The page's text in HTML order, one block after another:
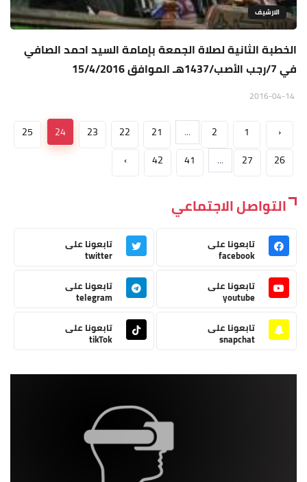
الارشيف
الخطبة الثانية لصلاة الجمعة بإمامة السيد احمد الصافي
في 7/رجب الأصب/1437هـ الموافق 15/4/2016
‹
1
2
...
21
22
23
24
25
26
27
...
41
42
›
التواصل الاجتماعي
تابعونا على
facebook
تابعونا على
twitter
تابعونا على
youtube
تابعونا على
telegram
تابعونا على
snapchat
تابعونا على
tikTok